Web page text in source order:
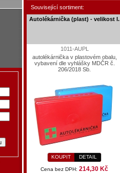
Související sortiment:
Autolékárnička (plast) - velikost I.
1011-AUPL
autolékárnička v plastovém obalu,
vybavení dle vyhlášky MDČR č.
206/2018 Sb.
KOUPIT DETAIL
Cena bez DPH: 214,30 Kč